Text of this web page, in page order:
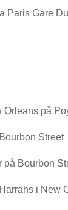
Paris Gare
Orleans på
Street
på Bourbon
i New